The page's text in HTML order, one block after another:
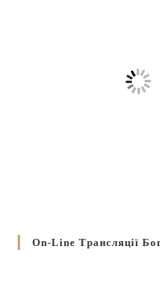
On-Line Трансляції